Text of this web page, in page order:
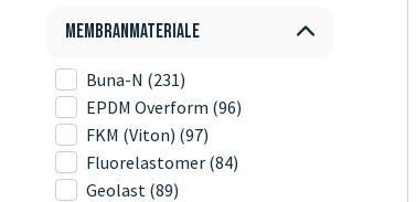
Membranmateriale
Buna-N (231)
EPDM Overform (96)
FKM (Viton) (97)
Fluorelastomer (84)
Geolast (89)